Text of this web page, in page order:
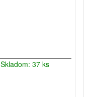
Skladom: 37 ks